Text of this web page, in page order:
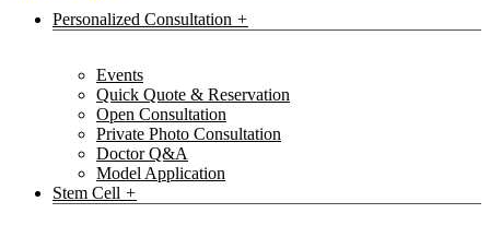
Personalized Consultation
Events
Quick Quote & Reservation
Open Consultation
Private Photo Consultation
Doctor Q&A
Model Application
Stem Cell